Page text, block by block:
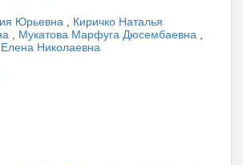
Юрьевна , Киричко Наталья
, Мукатова Марфуга Дюсембаевна ,
Николаевна